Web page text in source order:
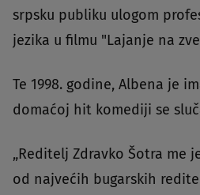
srpsku publiku ulogom
jezika u filmu "Lajanje na
Te 1998. godine, Albena je
domaćoj hit komediji se
„Reditelj Zdravko Šotra me
od najvećih bugarskih